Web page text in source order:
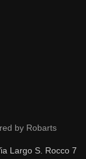
by Robarts
Largo S. Rocco 7